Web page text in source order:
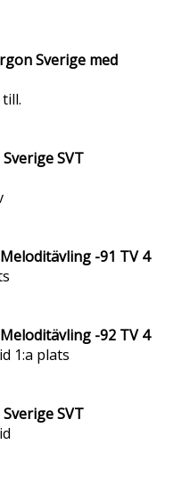
Sverige med
SVT
-91 TV 4
-92 TV 4
1:a plats
SVT